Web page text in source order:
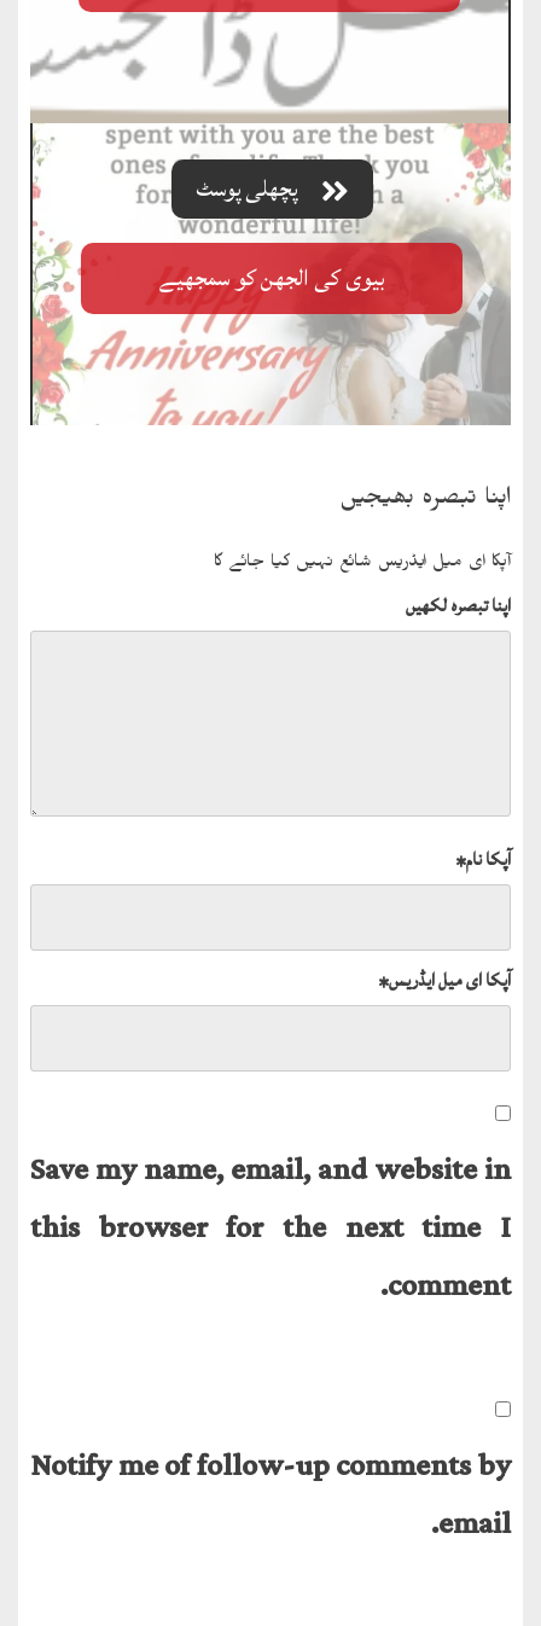
پچھلی پوسٹ
بیوی کی الجھن کو سمجھیے
اپنا تبصرہ بھیجیں
آپکا ای میل ایڈریس شائع نہیں کیا جائے گا
اپنا تبصرہ لکھیں
آپکا نام*
آپکا ای میل ایڈریس*
Save my name, email, and website in
this browser for the next time I
comment.
Notify me of follow-up comments by
email.